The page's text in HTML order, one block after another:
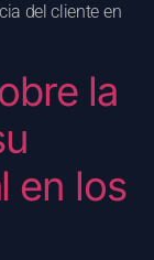
del cliente en
la
en los